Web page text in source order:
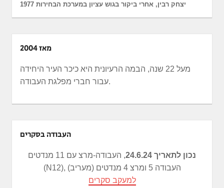
יצחק רבין, אחרי ביקור בגוש עציון במערכת הבחירות 1977
מאז 2004
מעל 22 שנה, הבמה הרעיונית היא כיכר העיר היחידה
עבור חברי מפלגת העבודה.
העבודה בסקרים
נכון לתאריך 24.6.24
, העבודה-מרצ עם 11 מנדטים
(N12), העבודה 5 ומרצ 4 מנדטים (מעריב)
למעקב סקרים